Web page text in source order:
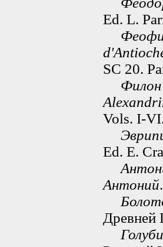
Ed. L.
SC 20.
Филон
Vols. I-
Ed. E.
Антоний
Древней